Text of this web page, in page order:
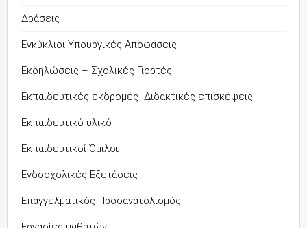
Δράσεις
Εγκύκλιοι-Υπουργικές Αποφάσεις
Εκδηλώσεις – Σχολικές Γιορτές
Εκπαιδευτικές εκδρομές -Διδακτικές επισκέψεις
Εκπαιδευτικό υλικό
Εκπαιδευτικοί Όμιλοι
Ενδοσχολικές Εξετάσεις
Επαγγελματικός Προσανατολισμός